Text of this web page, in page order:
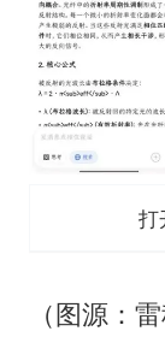
打
（图源：雷